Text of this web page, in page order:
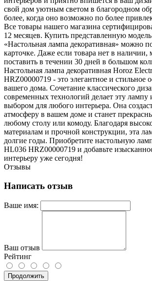
свой дом уютным светом в благородном
более, когда оно возможно по более
Все товары нашего магазина
12 месяцев. Купить представленную модель
«Настольная лампа декоративная» можно
карточке. Даже если товара нет в
поставить в течении 30 дней в большом
Настольная лампа декоративная Horoz
HRZ00000719 - это элегантное и стильное
вашего дома. Сочетание классического
современных технологий делает эту лампу
выбором для любого интерьера. Она
атмосферу в вашем доме и станет
любому столу или комоду. Благодаря
материалам и прочной конструкции, эта
долгие годы. Приобретите настольную
HL036 HRZ00000719 и добавьте
интерьеру уже сегодня!
Отзывы
Написать отзыв
Ваше имя:
Ваш отзыв
Рейтинг
Продолжить